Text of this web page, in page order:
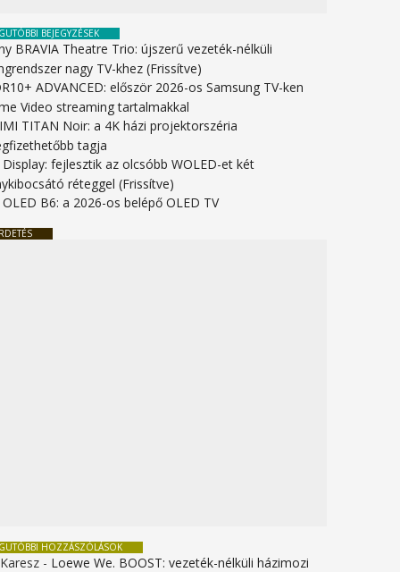
BEJEGYZÉSEK
BRAVIA Theatre Trio: újszerű vezeték-nélküli
nagy TV-khez (Frissítve)
ADVANCED: először 2026-os Samsung TV-ken
Video streaming tartalmakkal
TITAN Noir: a 4K házi projektorszéria
tagja
Display: fejlesztik az olcsóbb WOLED-et két
réteggel (Frissítve)
OLED B6: a 2026-os belépő OLED TV
HOZZÁSZÓLÁSOK
- Loewe We. BOOST: vezeték-nélküli házimozi